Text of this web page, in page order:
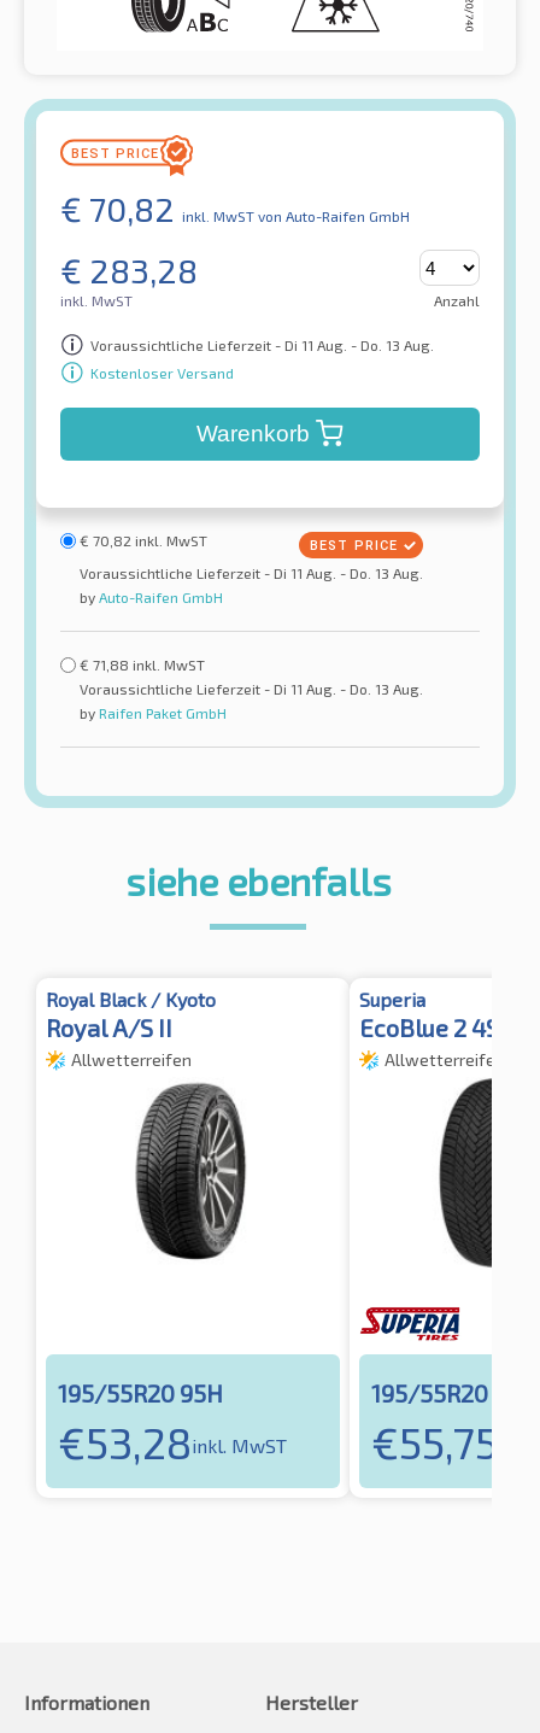
€ 70,82 inkl. MwST von Auto-Raifen GmbH
€ 283,28
inkl. MwST Anzahl
Voraussichtliche Lieferzeit - Di 11 Aug. - Do. 13 Aug.
Kostenloser Versand
Warenkorb
€ 70,82 inkl. MwST
Voraussichtliche Lieferzeit - Di 11 Aug. - Do. 13 Aug.
by Auto-Raifen GmbH
€ 71,88 inkl. MwST
Voraussichtliche Lieferzeit - Di 11 Aug. - Do. 13 Aug.
by Raifen Paket GmbH
siehe ebenfalls
Royal Black / Kyoto
Royal A/S II
Allwetterreifen
195/55R20 95H
€53,28inkl. MwST
Superia
EcoBlue 2 4S XL
Allwetterreifen
195/55R20 95H
€55,75
Informationen
Hersteller